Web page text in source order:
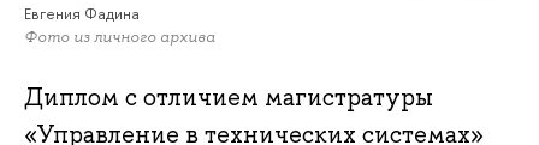
Евгения Фадина
Фото из личного архива
Диплом с отличием магистратуры
«Управление в технических системах»